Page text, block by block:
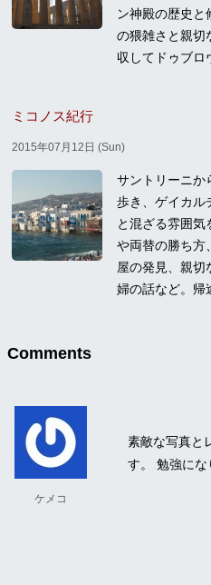
ン神殿の歴史と
の猥雑さと親切
収してドゥブロ
ミコノス紀行
2015年07月12日 (Sun)
サントリーニか
歩き、ゲイカル
と混ざる雰囲気
や両替の勝ち方
屋の発見、親切
婦の話など。帰
Comments
ケメコ
素敵な写真と
す。 勉強にな